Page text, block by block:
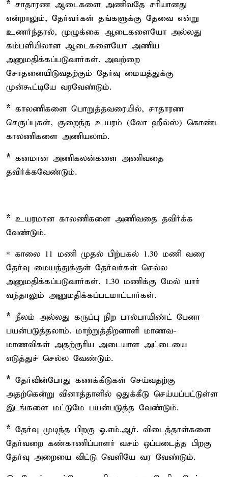
* சாதாரண ஆடைகளை அணிவதே சரியானது
என்றாலும், தேர்வர்கள் தங்களுக்கு தேவை என்று
உணர்ந்தால், முழுக்கை ஆடைகளையோ அல்லது
கம்பளியிலான ஆடைகளையோ அணிய
அனுமதிக்கப்படுவார்கள். அவற்றை
சோதனையிடுவதற்கும் தேர்வு மையத்துக்கு
முன்கூட்டியே வரவேண்டும்.
* காலணிகளை பொறுத்தவரையில், சாதாரண
செருப்புகள், குறைந்த உயரம் (லோ ஹீல்ஸ்) கொண்ட
காலணிகளை அணியலாம்.
* கனமான அணிகலன்களை அணிவதை
தவிர்க்கவேண்டும்.
* உயரமான காலணிகளை அணிவதை தவிர்க்க
வேண்டும்.
* காலை 11 மணி முதல் பிற்பகல் 1.30 மணி வரை
தேர்வு மையத்துக்குள் தேர்வர்கள் செல்ல
அனுமதிக்கப்படுவார்கள். 1.30 மணிக்கு மேல் யார்
வந்தாலும் அனுமதிக்கப்படமாட்டார்கள்.
* நீலம் அல்லது கருப்பு நிற பால்பாயிண்ட் பேனா
பயன்படுத்தலாம். மாற்றுத்திறனாளி மாணவ-
மாணவிகள் அதற்குரிய அடையாள அட்டையை
எடுத்துச் செல்ல வேண்டும்.
* தேர்வின்போது கணக்கீடுகள் செய்வதற்கு
அதற்கென்று வினாத்தாளில் ஒதுக்கீடு செய்யப்பட்டுள்ள
இடங்களை மட்டுமே பயன்படுத்த வேண்டும்.
* தேர்வு முடிந்த பிறகு ஓ.எம்.ஆர். விடைத்தாள்களை
தேர்வறை கண்காணிப்பாளர் வசம் ஒப்படைத்த பிறகு
தேர்வு அறையை விட்டு வெளியே வர வேண்டும்.